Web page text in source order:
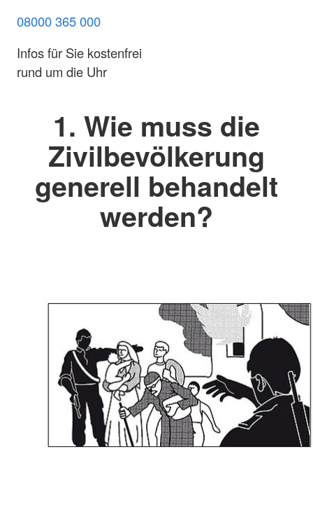
08000 365 000
Infos für Sie kostenfrei
rund um die Uhr
1. Wie muss die
Zivilbevölkerung
generell behandelt
werden?